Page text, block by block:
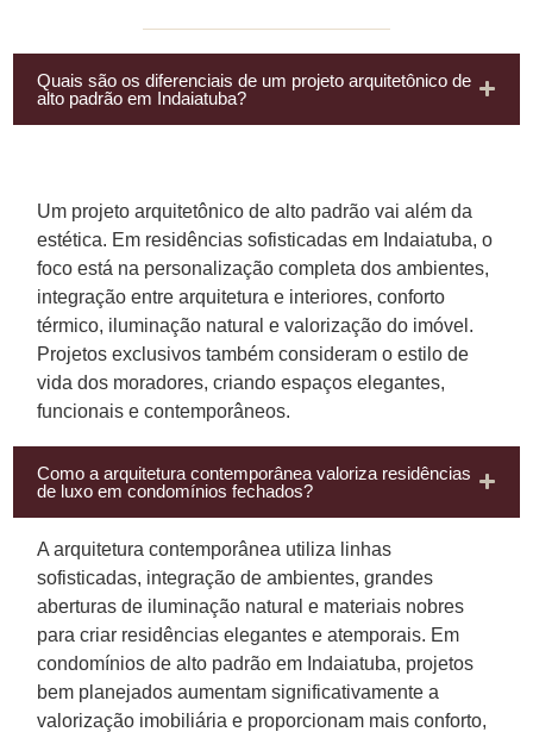
Quais são os diferenciais de um projeto arquitetônico de
alto padrão em Indaiatuba?
Um projeto arquitetônico de alto padrão vai além da
estética. Em residências sofisticadas em Indaiatuba, o
foco está na personalização completa dos ambientes,
integração entre arquitetura e interiores, conforto
térmico, iluminação natural e valorização do imóvel.
Projetos exclusivos também consideram o estilo de
vida dos moradores, criando espaços elegantes,
funcionais e contemporâneos.
Como a arquitetura contemporânea valoriza residências
de luxo em condomínios fechados?
A arquitetura contemporânea utiliza linhas
sofisticadas, integração de ambientes, grandes
aberturas de iluminação natural e materiais nobres
para criar residências elegantes e atemporais. Em
condomínios de alto padrão em Indaiatuba, projetos
bem planejados aumentam significativamente a
valorização imobiliária e proporcionam mais conforto,